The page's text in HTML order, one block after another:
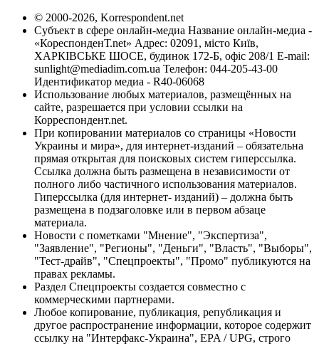
© 2000-2026, Korrespondent.net
Субъект в сфере онлайн-медиа Название онлайн-медиа -
«КореспонденТ.net» Адрес: 02091, місто Київ,
ХАРКІВСЬКЕ ШОСЕ, будинок 172-Б, офіс 208/1 E-mail:
sunlight@mediadim.com.ua Телефон: 044-205-43-00
Идентификатор медиа - R40-06068
Использование любых материалов, размещённых на
сайте, разрешается при условии ссылки на
Корреспондент.net.
При копировании материалов со страницы «Новости
Украины и мира», для интернет-изданий – обязательна
прямая открытая для поисковых систем гиперссылка.
Ссылка должна быть размещена в независимости от
полного либо частичного использования материалов.
Гиперссылка (для интернет- изданий) – должна быть
размещена в подзаголовке или в первом абзаце
материала.
Новости с пометками "Мнение", "Экспертиза",
"Заявление", "Регионы", "Деньги", "Власть", "Выборы",
"Тест-драйв", "Спецпроекты", "Промо" публикуются на
правах рекламы.
Раздел Спецпроекты создается совместно с
коммерческими партнерами.
Любое копирование, публикация, републикация и
другое распространение информации, которое содержит
ссылку на "Интерфакс-Украина", EPA / UPG, строго